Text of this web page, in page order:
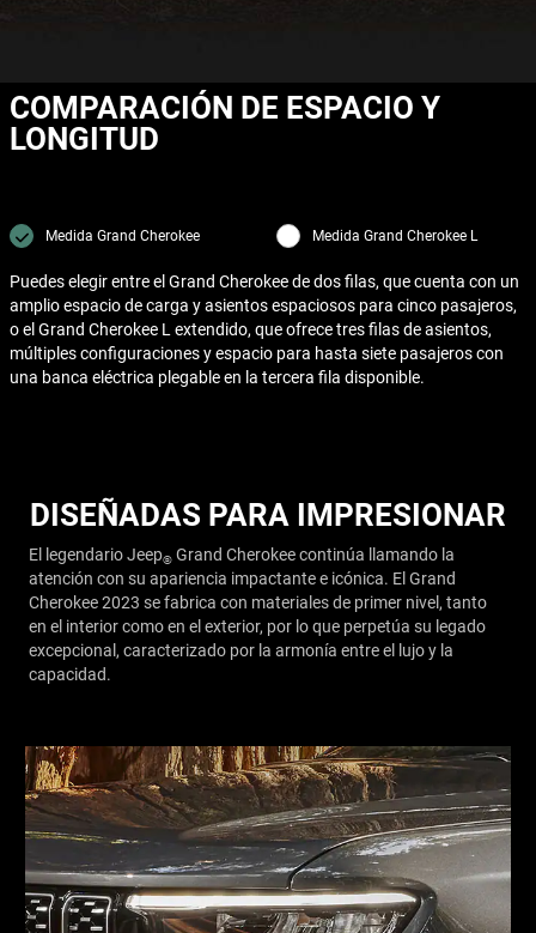
COMPARACIÓN DE ESPACIO Y
LONGITUD
Medida Grand Cherokee Medida Grand Cherokee L
Puedes elegir entre el Grand Cherokee de dos filas, que cuenta con un
amplio espacio de carga y asientos espaciosos para cinco pasajeros,
o el Grand Cherokee L extendido, que ofrece tres filas de asientos,
múltiples configuraciones y espacio para hasta siete pasajeros con
una banca eléctrica plegable en la tercera fila disponible.
DISEÑADAS PARA IMPRESIONAR
El legendario Jeep® Grand Cherokee continúa llamando la
atención con su apariencia impactante e icónica. El Grand
Cherokee 2023 se fabrica con materiales de primer nivel, tanto
en el interior como en el exterior, por lo que perpetúa su legado
excepcional, caracterizado por la armonía entre el lujo y la
capacidad.